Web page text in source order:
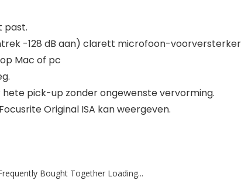
past.
-128 dB aan) clarett microfoon-
Mac of pc
pick-up zonder ongewenste vervorming.
Original ISA kan weergeven.
Bought Together Loading...